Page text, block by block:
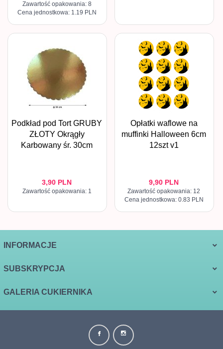
Zawartość opakowania: 8
Cena jednostkowa: 1.19 PLN
Podkład pod Tort GRUBY
ZŁOTY Okrągły
Karbowany śr. 30cm
3,90 PLN
Zawartość opakowania: 1
Opłatki waflowe na
muffinki Halloween 6cm
12szt v1
9,90 PLN
Zawartość opakowania: 12
Cena jednostkowa: 0.83 PLN
INFORMACJE
SUBSKRYPCJA
GALERIA CUKIERNIKA